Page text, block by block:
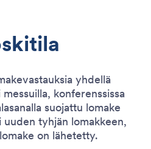
yhdellä
konferenssissa
suojattu lomake
uuden tyhjän lomakkeen,
on lähetetty.